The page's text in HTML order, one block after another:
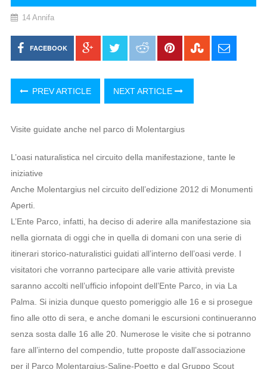
14 Annifa
FACEBOOK
PREV ARTICLE NEXT ARTICLE
Visite guidate anche nel parco di Molentargius
L’oasi naturalistica nel circuito della manifestazione, tante le
iniziative
Anche Molentargius nel circuito dell’edizione 2012 di Monumenti
Aperti.
L’Ente Parco, infatti, ha deciso di aderire alla manifestazione sia
nella giornata di oggi che in quella di domani con una serie di
itinerari storico-naturalistici guidati all’interno dell’oasi verde. I
visitatori che vorranno partecipare alle varie attività previste
saranno accolti nell’ufficio infopoint dell’Ente Parco, in via La
Palma. Si inizia dunque questo pomeriggio alle 16 e si prosegue
fino alle otto di sera, e anche domani le escursioni continueranno
senza sosta dalle 16 alle 20. Numerose le visite che si potranno
fare all’interno del compendio, tutte proposte dall’associazione
per il Parco Molentargius-Saline-Poetto e dal Gruppo Scout